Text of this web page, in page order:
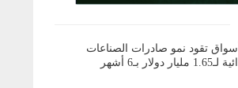
10 أسواق تقود نمو صادرات الصناعات
مليار دولار بـ6 أشهر